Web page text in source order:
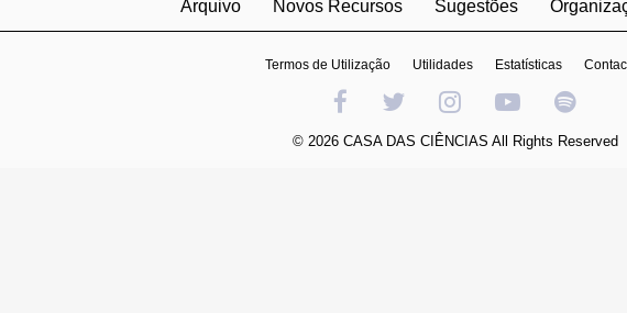
Arquivo Novos Recursos Sugestões
Termos de Utilização Utilidades Estatísticas
© 2026 CASA DAS CIÊNCIAS All Rights Reserved